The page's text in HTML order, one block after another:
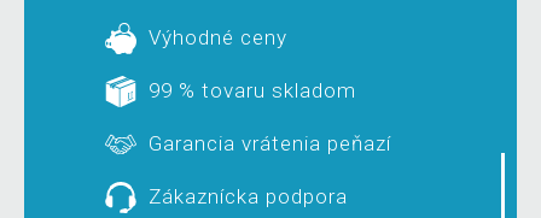
Výhodné ceny
99 % tovaru skladom
Garancia vrátenia peňazí
Zákaznícka podpora